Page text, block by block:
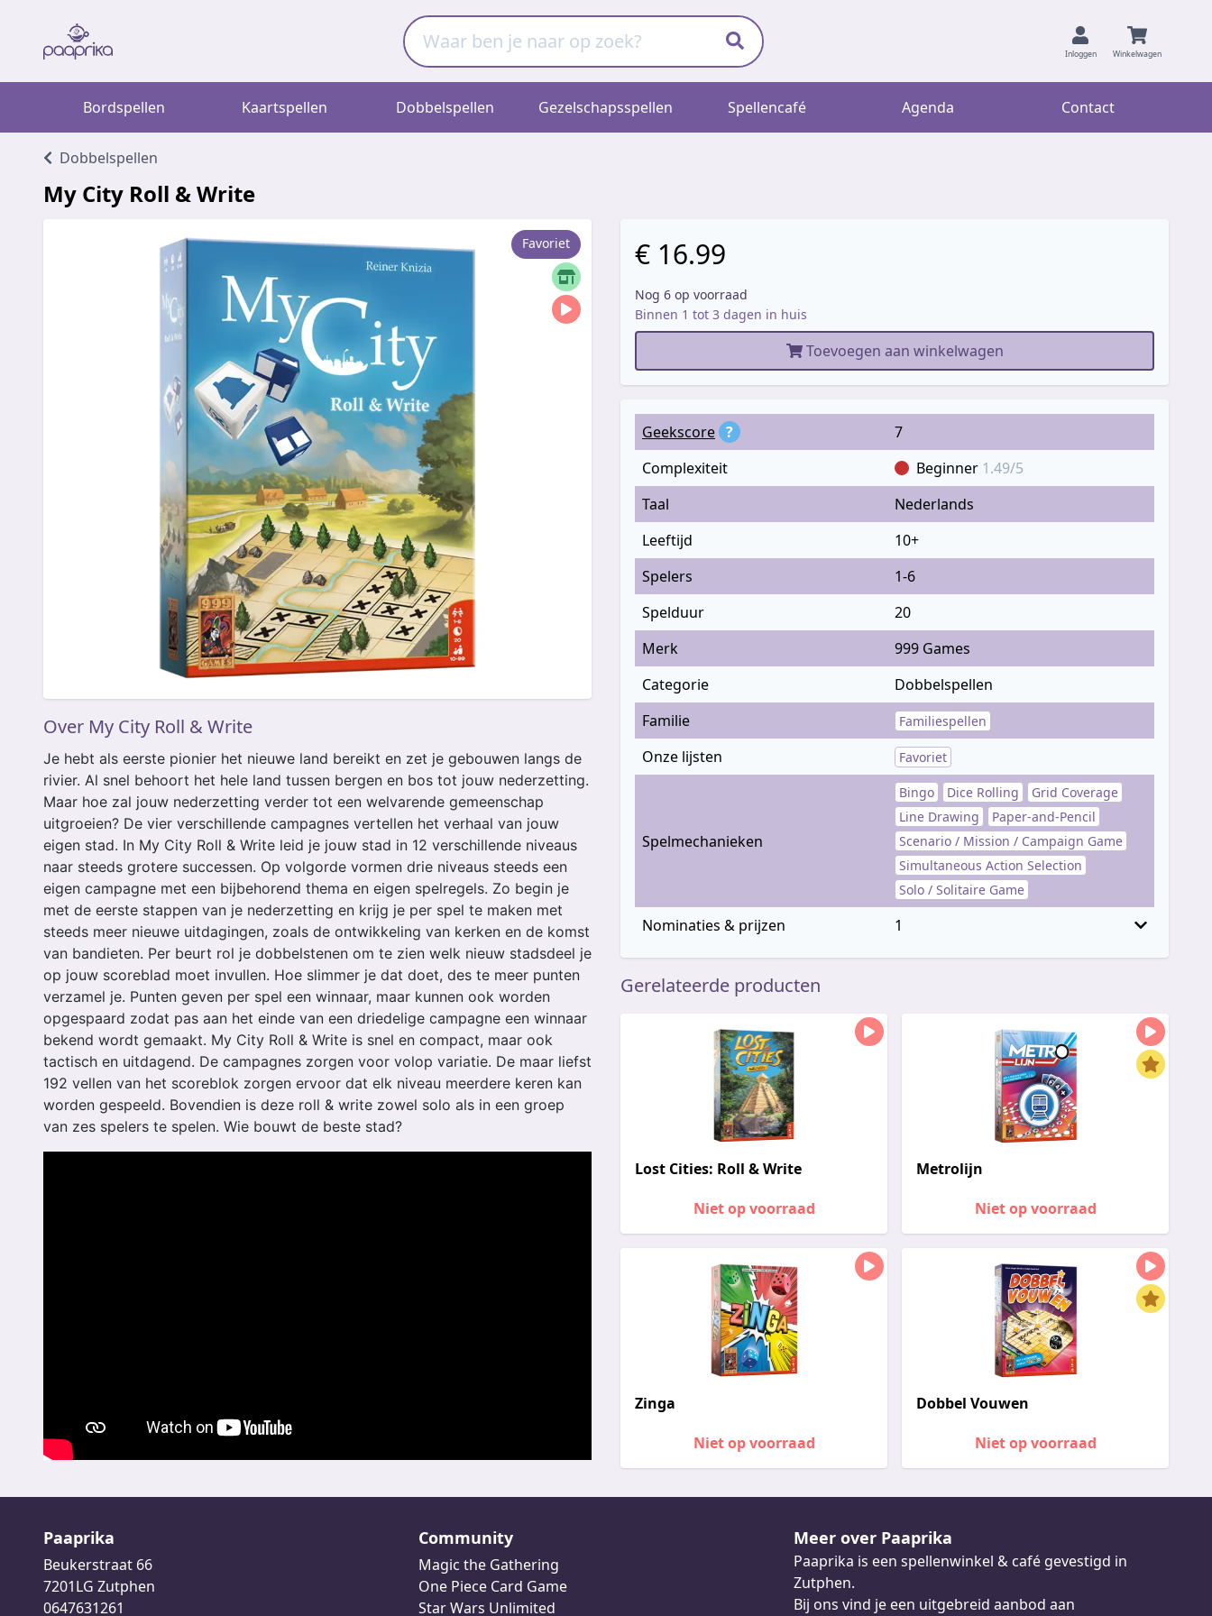
Inloggen Winkelwagen
Bordspellen Kaartspellen Dobbelspellen Gezelschapsspellen Spellencafé Agenda Contact
Dobbelspellen
My City Roll & Write
Favoriet
Over My City Roll & Write
Je hebt als eerste pionier het nieuwe land bereikt en zet je gebouwen langs de
rivier. Al snel behoort het hele land tussen bergen en bos tot jouw nederzetting.
Maar hoe zal jouw nederzetting verder tot een welvarende gemeenschap
uitgroeien? De vier verschillende campagnes vertellen het verhaal van jouw
eigen stad. In My City Roll & Write leid je jouw stad in 12 verschillende niveaus
naar steeds grotere successen. Op volgorde vormen drie niveaus steeds een
eigen campagne met een bijbehorend thema en eigen spelregels. Zo begin je
met de eerste stappen van je nederzetting en krijg je per spel te maken met
steeds meer nieuwe uitdagingen, zoals de ontwikkeling van kerken en de komst
van bandieten. Per beurt rol je dobbelstenen om te zien welk nieuw stadsdeel je
op jouw scoreblad moet invullen. Hoe slimmer je dat doet, des te meer punten
verzamel je. Punten geven per spel een winnaar, maar kunnen ook worden
opgespaard zodat pas aan het einde van een driedelige campagne een winnaar
bekend wordt gemaakt. My City Roll & Write is snel en compact, maar ook
tactisch en uitdagend. De campagnes zorgen voor volop variatie. De maar liefst
192 vellen van het scoreblok zorgen ervoor dat elk niveau meerdere keren kan
worden gespeeld. Bovendien is deze roll & write zowel solo als in een groep
van zes spelers te spelen. Wie bouwt de beste stad?
€ 16.99
Nog 6 op voorraad
Binnen 1 tot 3 dagen in huis
Toevoegen aan winkelwagen
Geekscore ?
7
Complexiteit
Beginner 1.49/5
Taal
Nederlands
Leeftijd
10+
Spelers
1-6
Spelduur
20
Merk
999 Games
Categorie
Dobbelspellen
Familie
Familiespellen
Onze lijsten Favoriet
Spelmechanieken
Bingo Dice Rolling
Grid Coverage
Line Drawing
Paper-and-Pencil
Scenario / Mission / Campaign Game
Simultaneous Action Selection
Solo / Solitaire Game
Nominaties & prijzen 1
Gerelateerde producten
Lost Cities: Roll & Write
Niet op voorraad
Metrolijn
Niet op voorraad
Zinga
Niet op voorraad
Dobbel Vouwen
Niet op voorraad
Paaprika
Beukerstraat 66
7201LG Zutphen
0647631261
Community
Magic the Gathering
One Piece Card Game
Star Wars Unlimited
Meer over Paaprika
Paaprika is een spellenwinkel & café gevestigd in
Zutphen.
Bij ons vind je een uitgebreid aanbod aan